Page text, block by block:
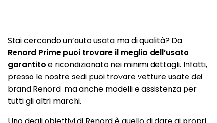
Prese 12V (Abitacolo e Vano Bagagli)
Quadro strumenti Full TFT da 12,3"
Radio DAB
Rear Automatic Braking
Rear Cross Traffic Alert
Stai cercando un’auto usata ma di qualità? Da
Renord Prime puoi trovare il meglio dell’usato
garantito e ricondizionato nei minimi dettagli. Infatti,
presso le nostre sedi puoi trovare vetture usate dei
brand Renord ma anche modelli e assistenza per
tutti gli altri marchi.
Uno degli obiettivi di Renord è quello di dare ai propri